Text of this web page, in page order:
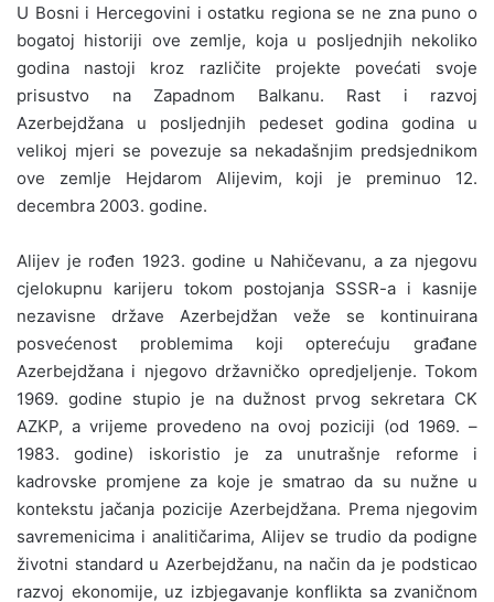
U Bosni i Hercegovini i ostatku regiona se ne zna puno o
bogatoj historiji ove zemlje, koja u posljednjih nekoliko
godina nastoji kroz različite projekte povećati svoje
prisustvo na Zapadnom Balkanu. Rast i razvoj
Azerbejdžana u posljednjih pedeset godina godina u
velikoj mjeri se povezuje sa nekadašnjim predsjednikom
ove zemlje Hejdarom Alijevim, koji je preminuo 12.
decembra 2003. godine.
Alijev je rođen 1923. godine u Nahičevanu, a za njegovu
cjelokupnu karijeru tokom postojanja SSSR-a i kasnije
nezavisne države Azerbejdžan veže se kontinuirana
posvećenost problemima koji opterećuju građane
Azerbejdžana i njegovo državničko opredjeljenje. Tokom
1969. godine stupio je na dužnost prvog sekretara CK
AZKP, a vrijeme provedeno na ovoj poziciji (od 1969. –
1983. godine) iskoristio je za unutrašnje reforme i
kadrovske promjene za koje je smatrao da su nužne u
kontekstu jačanja pozicije Azerbejdžana. Prema njegovim
savremenicima i analitičarima, Alijev se trudio da podigne
životni standard u Azerbejdžanu, na način da je podsticao
razvoj ekonomije, uz izbjegavanje konflikta sa zvaničnom